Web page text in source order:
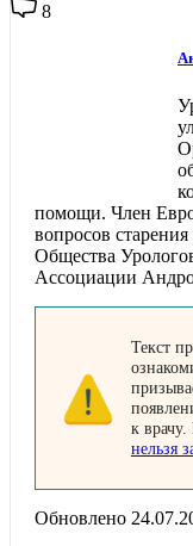
8
помощи. Член
вопросов
Общества
Ассоциации
Текст
к
нельзя
Обновлено